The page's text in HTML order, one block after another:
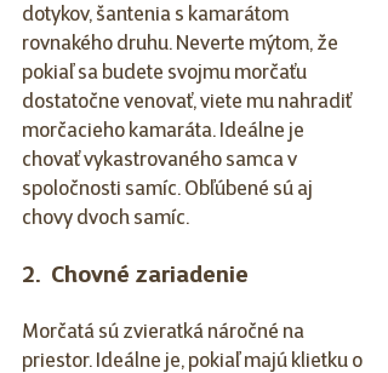
dotykov, šantenia s kamarátom
rovnakého druhu. Neverte mýtom, že
pokiaľ sa budete svojmu morčaťu
dostatočne venovať, viete mu nahradiť
morčacieho kamaráta. Ideálne je
chovať vykastrovaného samca v
spoločnosti samíc. Obľúbené sú aj
chovy dvoch samíc.
2.  Chovné zariadenie
Morčatá sú zvieratká náročné na
priestor. Ideálne je, pokiaľ majú klietku o